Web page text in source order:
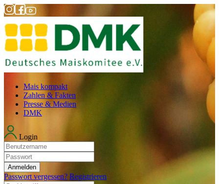
Mais kompakt
Zahlen & Fakten
Presse & Medien
DMK
Login
Anmelden
Passwort vergessen? Registrieren